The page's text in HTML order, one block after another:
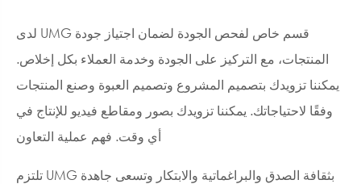
لدى UMG قسم خاص لفحص الجودة لضمان اجتياز جودة
المنتجات، مع التركيز على الجودة وخدمة العملاء بكل إخلاص.
يمكننا تزويدك بتصميم المشروع وتصميم العبوة وصنع المنتجات
وفقًا لاحتياجاتك. يمكننا تزويدك بصور ومقاطع فيديو للإنتاج في
أي وقت. فهم عملية التعاون
تلتزم UMG بثقافة الصدق والبراغماتية والابتكار وتسعى جاهدة